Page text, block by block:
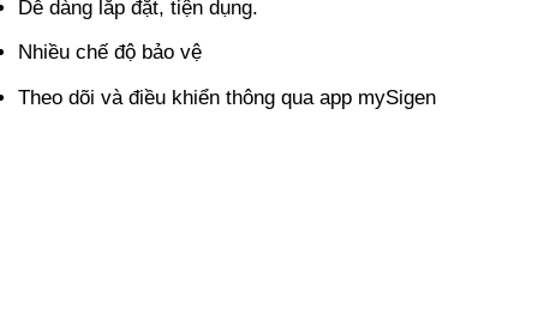
Dễ dàng lắp đặt, tiện dụng.
Nhiều chế độ bảo vệ
Theo dõi và điều khiển thông qua app mySigen